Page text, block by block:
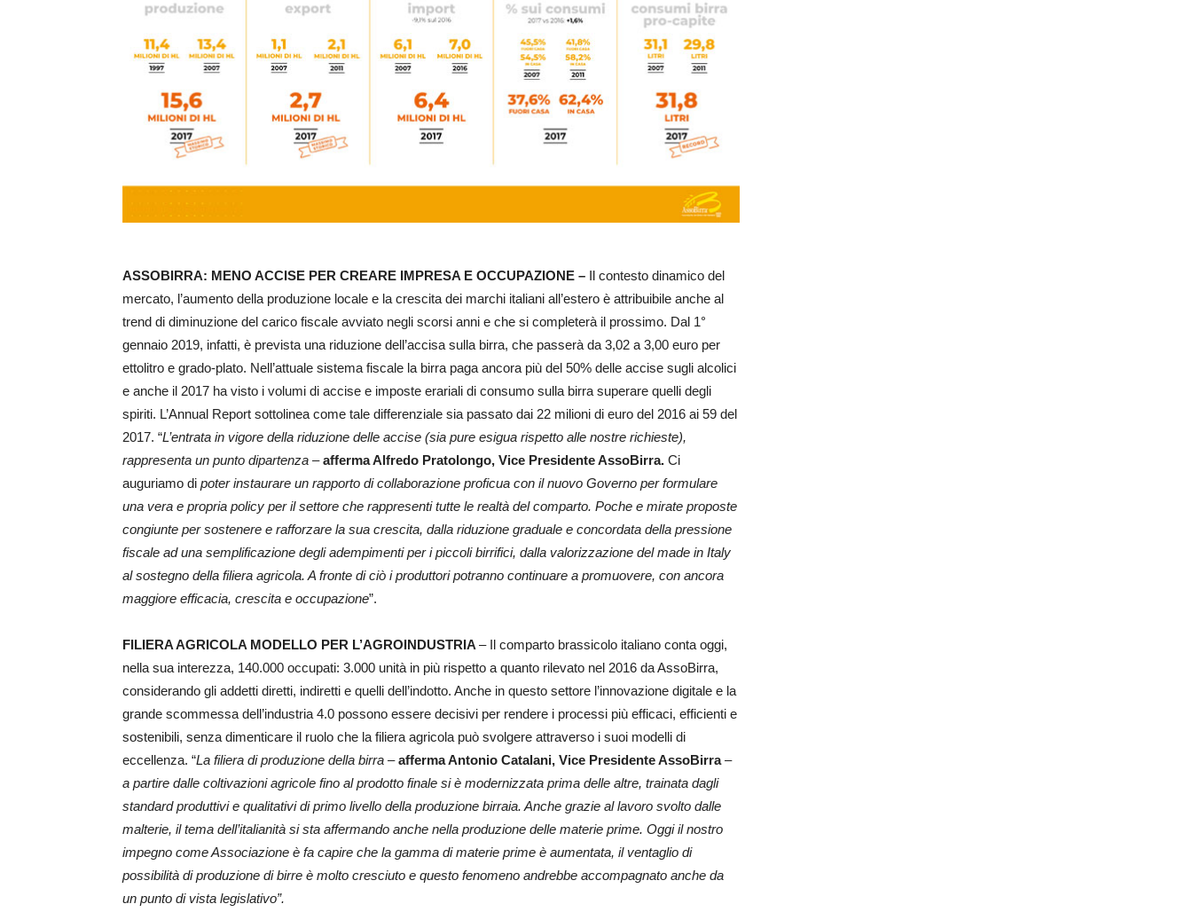
ASSOBIRRA: MENO ACCISE PER CREARE IMPRESA E OCCUPAZIONE – Il contesto dinamico del
mercato, l’aumento della produzione locale e la crescita dei marchi italiani all’estero è attribuibile anche al
trend di diminuzione del carico fiscale avviato negli scorsi anni e che si completerà il prossimo. Dal 1°
gennaio 2019, infatti, è prevista una riduzione dell’accisa sulla birra, che passerà da 3,02 a 3,00 euro per
ettolitro e grado-plato. Nell’attuale sistema fiscale la birra paga ancora più del 50% delle accise sugli alcolici
e anche il 2017 ha visto i volumi di accise e imposte erariali di consumo sulla birra superare quelli degli
spiriti. L’Annual Report sottolinea come tale differenziale sia passato dai 22 milioni di euro del 2016 ai 59 del
2017. “L’entrata in vigore della riduzione delle accise (sia pure esigua rispetto alle nostre richieste),
rappresenta un punto dipartenza –afferma Alfredo Pratolongo, Vice Presidente AssoBirra. Ci
auguriamo di poter instaurare un rapporto di collaborazione proficua con il nuovo Governo per formulare
una vera e propria policy per il settore che rappresenti tutte le realtà del comparto. Poche e mirate proposte
congiunte per sostenere e rafforzare la sua crescita, dalla riduzione graduale e concordata della pressione
fiscale ad una semplificazione degli adempimenti per i piccoli birrifici, dalla valorizzazione del made in Italy
al sostegno della filiera agricola. A fronte di ciò i produttori potranno continuare a promuovere, con ancora
maggiore efficacia, crescita e occupazione”.
FILIERA AGRICOLA MODELLO PER L’AGROINDUSTRIA – Il comparto brassicolo italiano conta oggi,
nella sua interezza, 140.000 occupati: 3.000 unità in più rispetto a quanto rilevato nel 2016 da AssoBirra,
considerando gli addetti diretti, indiretti e quelli dell’indotto. Anche in questo settore l’innovazione digitale e la
grande scommessa dell’industria 4.0 possono essere decisivi per rendere i processi più efficaci, efficienti e
sostenibili, senza dimenticare il ruolo che la filiera agricola può svolgere attraverso i suoi modelli di
eccellenza. “La filiera di produzione della birra –afferma Antonio Catalani, Vice Presidente AssoBirra–
a partire dalle coltivazioni agricole fino al prodotto finale si è modernizzata prima delle altre, trainata dagli
standard produttivi e qualitativi di primo livello della produzione birraia. Anche grazie al lavoro svolto dalle
malterie, il tema dell’italianità si sta affermando anche nella produzione delle materie prime. Oggi il nostro
impegno come Associazione è fa capire che la gamma di materie prime è aumentata, il ventaglio di
possibilità di produzione di birre è molto cresciuto e questo fenomeno andrebbe accompagnato anche da
un punto di vista legislativo”.